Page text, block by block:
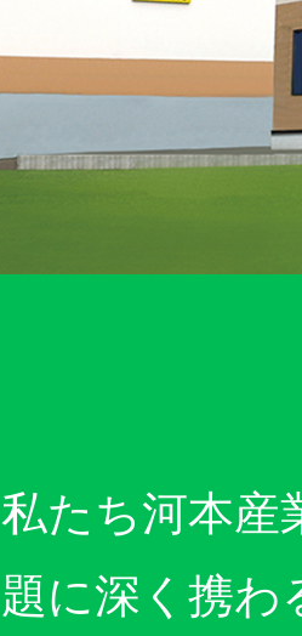
私たち河本産
題に深く携わ